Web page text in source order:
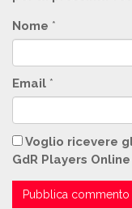
Nome *
Email *
Voglio ricevere
GdR Players Online